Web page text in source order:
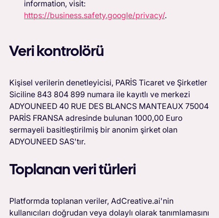
information, visit:
https://business.safety.google/privacy/.
Veri kontrolörü
Kişisel verilerin denetleyicisi, PARİS Ticaret ve Şirketler
Siciline 843 804 899 numara ile kayıtlı ve merkezi
ADYOUNEED 40 RUE DES BLANCS MANTEAUX 75004
PARİS FRANSA adresinde bulunan 1000,00 Euro
sermayeli basitleştirilmiş bir anonim şirket olan
ADYOUNEED SAS'tır.
Toplanan veri türleri
Platformda toplanan veriler, AdCreative.ai'nin
kullanıcıları doğrudan veya dolaylı olarak tanımlamasını